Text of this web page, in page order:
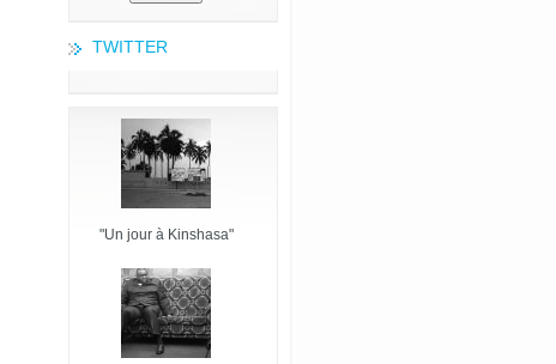
TWITTER
"Un jour à Kinshasa"